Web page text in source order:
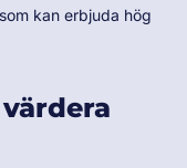
kan erbjuda hög